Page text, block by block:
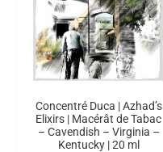
Concentré Duca | Azhad’s
Elixirs | Macérât de Tabac
– Cavendish – Virginia –
Kentucky | 20 ml